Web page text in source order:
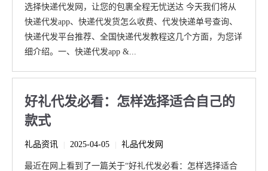
选择快递代发网，让您的包裹全程无忧送达 今天我们将从
快递代发app、快递代发货怎么收费、代发快递单号查询、
快递代发平台推荐、全国快递代发教程这几个方面，为您详
细介绍。一、快递代发app &...
好礼代发必看：怎样选择适合自己的
款式
礼品资讯 2025-04-05 礼品代发网
最近在网上看到了一篇关于“好礼代发必看：怎样选择适合